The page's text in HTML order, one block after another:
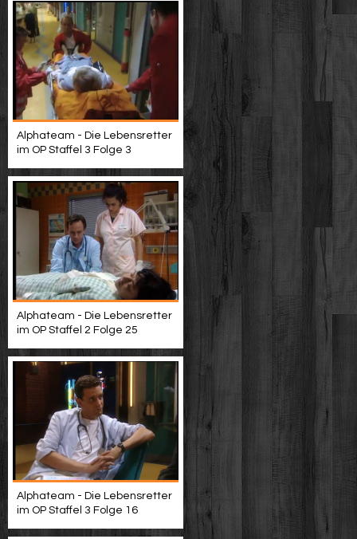
Alphateam - Die Lebensretter
im OP Staffel 3 Folge 3
Alphateam - Die Lebensretter
im OP Staffel 2 Folge 25
Alphateam - Die Lebensretter
im OP Staffel 3 Folge 16